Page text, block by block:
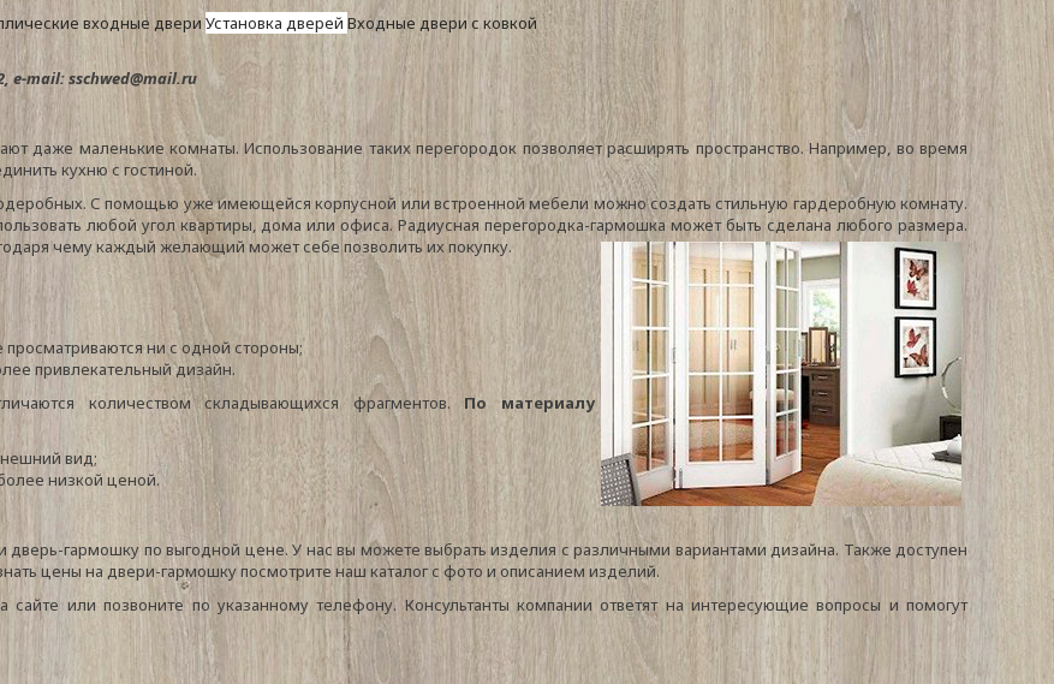
входные двери Установка дверей Входные двери с ковкой
e-mail: sschwed@mail.ru
даже маленькие комнаты. Использование таких перегородок позволяет расширять пространство. Например, во время
кухню с гостиной.
С помощью уже имеющейся корпусной или встроенной мебели можно создать стильную гардеробную комнату.
любой угол квартиры, дома или офиса. Радиусная перегородка-гармошка может быть сделана любого размера.
чему каждый желающий может себе позволить их покупку.
просматриваются ни с одной стороны;
привлекательный дизайн.
количеством складывающихся фрагментов. По материалу
вид;
низкой ценой.
гармошку по выгодной цене. У нас вы можете выбрать изделия с различными вариантами дизайна. Также доступен
цены на двери-гармошку посмотрите наш каталог с фото и описанием изделий.
или позвоните по указанному телефону. Консультанты компании ответят на интересующие вопросы и помогут